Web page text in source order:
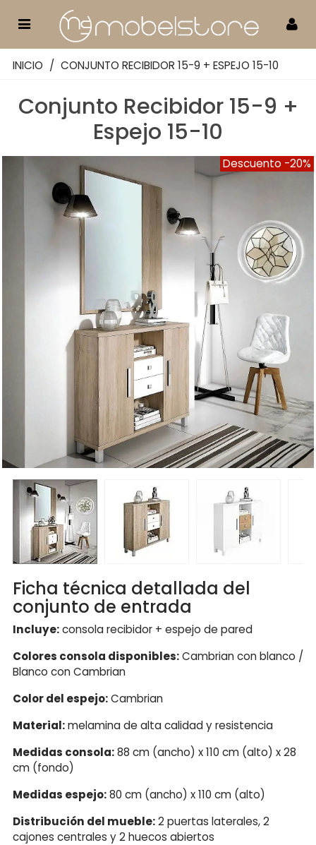
INICIO / CONJUNTO RECIBIDOR 15-9 + ESPEJO 15-10
Conjunto Recibidor 15-9 +
Espejo 15-10
Descuento -20%
Ficha técnica detallada del
conjunto de entrada
Incluye:consola recibidor + espejo de pared
Colores consola disponibles:Cambrian con blanco /
Blanco con Cambrian
Color del espejo:Cambrian
Material:melamina de alta calidad y resistencia
Medidas consola:88 cm (ancho) x 110 cm (alto) x 28
cm (fondo)
Medidas espejo:80 cm (ancho) x 110 cm (alto)
Distribución del mueble:2 puertas laterales, 2
cajones centrales y 2 huecos abiertos